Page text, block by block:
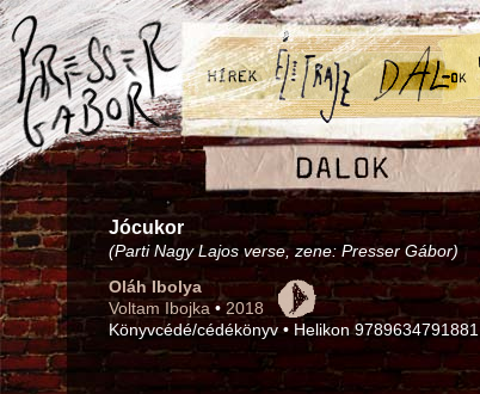
Jócukor
(Parti Nagy Lajos verse, zene: Presser Gábor)
Oláh Ibolya
Voltam Ibojka • 2018
Könyvcédé/cédékönyv • Helikon